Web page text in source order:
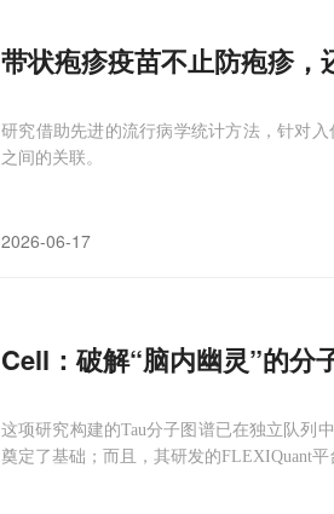
带状疱疹疫苗不止防疱疹，
研究借助先进的流行病学统计方法，针对
之间的关联。
2026-06-17
Cell：破解“脑内幽灵”的
这项研究构建的Tau分子图谱已在独立队列
奠定了基础；而且，其研发的FLEXIQuant